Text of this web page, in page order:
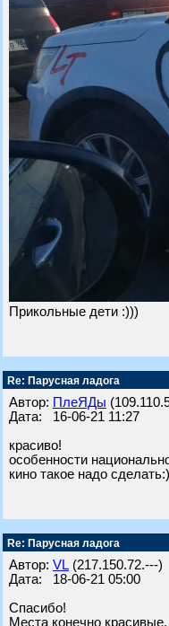
Прикольные дети :)))
Re: Парусная ладога
Автор: ПлеЯДы
Дата: 16-06-21 11:27
красиво!
особенности
кино такое надо сделать:)
Re: Парусная ладога
Автор: VL (217.150.72.---)
Дата: 18-06-21 05:00
Спасибо!
Места конечно